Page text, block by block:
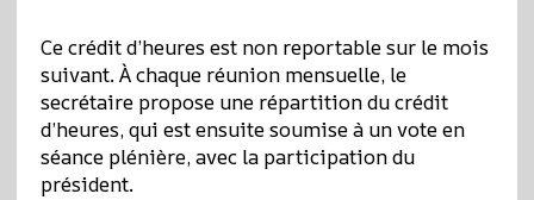
Ce crédit d’heures est non reportable sur le mois
suivant. À chaque réunion mensuelle, le
secrétaire propose une répartition du crédit
d’heures, qui est ensuite soumise à un vote en
séance plénière, avec la participation du
président.